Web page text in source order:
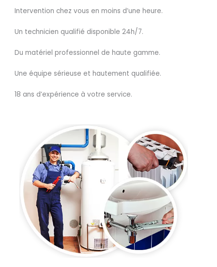
Intervention chez vous en moins d’une heure.
Un technicien qualifié disponible 24h/7.
Du matériel professionnel de haute gamme.
Une équipe sérieuse et hautement qualifiée.
18 ans d’expérience à votre service.